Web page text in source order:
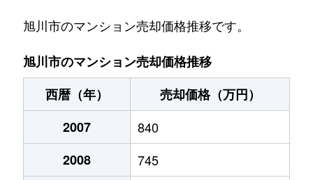
北門町
1,700万円 旭川 徒歩45分
緑町
950万円 旭川
宮下通
旭川 徒歩3分
宮下通
200万円
宮下通
170万円
旭川市のマンション売却価格推移です。
旭川市のマンション売却価格推移
西暦（年）
売却価格（万円）
2007
840
2008
745